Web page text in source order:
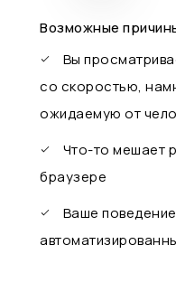
Возможные
Вы
со скоростью,
ожидаемую от
Что-то мешает
браузере
Ваше